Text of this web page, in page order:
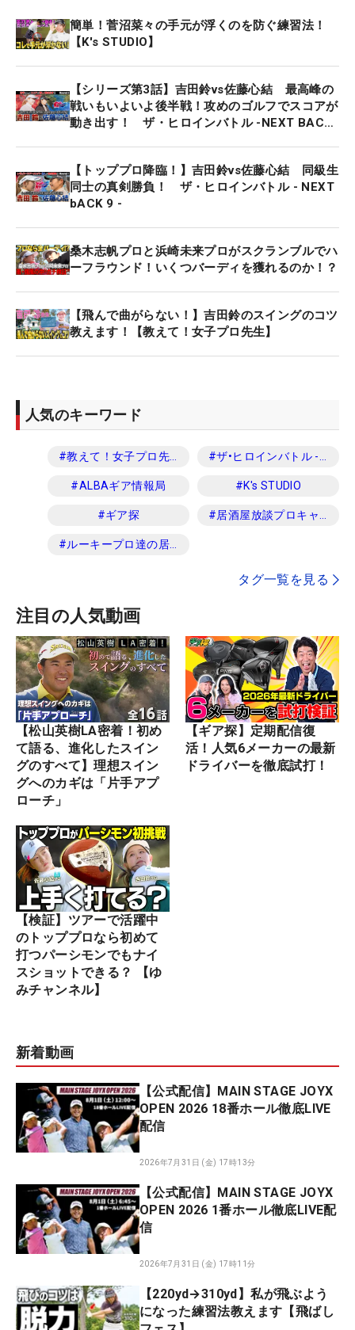
簡単！菅沼菜々の手元が浮くのを防ぐ練習法！
【K's STUDIO】
【シリーズ第3話】吉田鈴vs佐藤心結 最高峰の
戦いもいよいよ後半戦！攻めのゴルフでスコアが
動き出す！ ザ・ヒロインバトル -NEXT BACK
【トッププロ降臨！】吉田鈴vs佐藤心結 同級生
同士の真剣勝負！ ザ・ヒロインバトル - NEXT
bACK 9 -
桑木志帆プロと浜崎未来プロがスクランブルでハ
ーフラウンド！いくつバーディを獲れるのか！？
【飛んで曲がらない！】吉田鈴のスイングのコツ
教えます！【教えて！女子プロ先生】
注目の人気動画
【松山英樹LA密着！初め
て語る、進化したスイン
グのすべて】理想スイン
グへのカギは「片手アプ
ローチ」
【ギア探】定期配信復
活！人気6メーカーの最新
ドライバーを徹底試打！
【検証】ツアーで活躍中
のトッププロなら初めて
打つパーシモンでもナイ
スショットできる？ 【ゆ
みチャンネル】
新着動画
【公式配信】MAIN STAGE JOYX
OPEN 2026 18番ホール徹底LIVE
配信
2026年7月31日 (金) 17時13分
【公式配信】MAIN STAGE JOYX
OPEN 2026 1番ホール徹底LIVE配
信
2026年7月31日 (金) 17時11分
【220yd→310yd】私が飛ぶよう
になった練習法教えます【飛ばし
人気のキーワード
#教えて！女子プロ先生 #ザ•ヒロインバトル -NEXT BACK 9-
#ALBAギア情報局 #K's STUDIO
#ギア探 #居酒屋放談プロキャディ編
#ルーキープロ達の居酒屋放談
タグ一覧を見る